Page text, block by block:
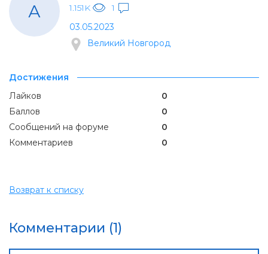
А
1.151K
1
03.05.2023
Великий Новгород
Достижения
Лайков
0
Баллов
0
Сообщений на форуме
0
Комментариев
0
Возврат к списку
Комментарии (1)